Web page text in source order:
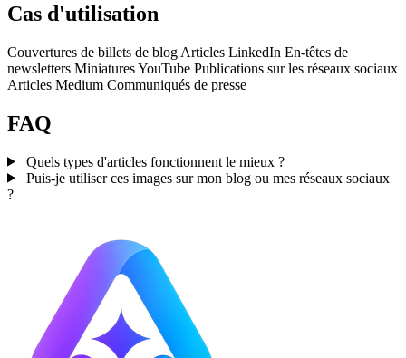
Cas d'utilisation
Couvertures de billets de blog Articles LinkedIn En-têtes de
newsletters Miniatures YouTube Publications sur les réseaux sociaux
Articles Medium Communiqués de presse
FAQ
Quels types d'articles fonctionnent le mieux ?
Puis-je utiliser ces images sur mon blog ou mes réseaux sociaux
?